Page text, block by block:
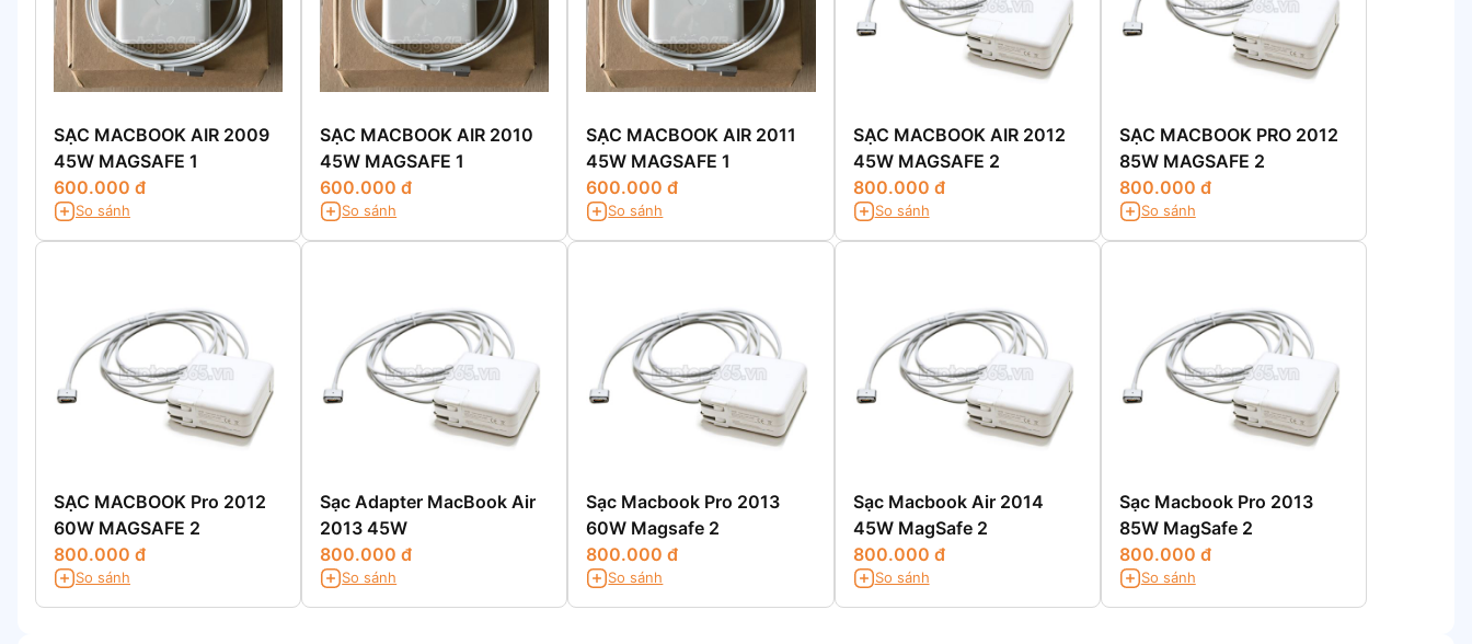
SẠC MACBOOK AIR 2009
45W MAGSAFE 1
600.000 đ
So sánh
SẠC MACBOOK AIR 2010
45W MAGSAFE 1
600.000 đ
So sánh
SẠC MACBOOK AIR 2011
45W MAGSAFE 1
600.000 đ
So sánh
SẠC MACBOOK AIR 2012
45W MAGSAFE 2
800.000 đ
So sánh
SẠC MACBOOK PRO 2012
85W MAGSAFE 2
800.000 đ
So sánh
SẠC MACBOOK Pro 2012
60W MAGSAFE 2
800.000 đ
So sánh
Sạc Adapter MacBook Air
2013 45W
800.000 đ
So sánh
Sạc Macbook Pro 2013
60W Magsafe 2
800.000 đ
So sánh
Sạc Macbook Air 2014
45W MagSafe 2
800.000 đ
So sánh
Sạc Macbook Pro 2013
85W MagSafe 2
800.000 đ
So sánh